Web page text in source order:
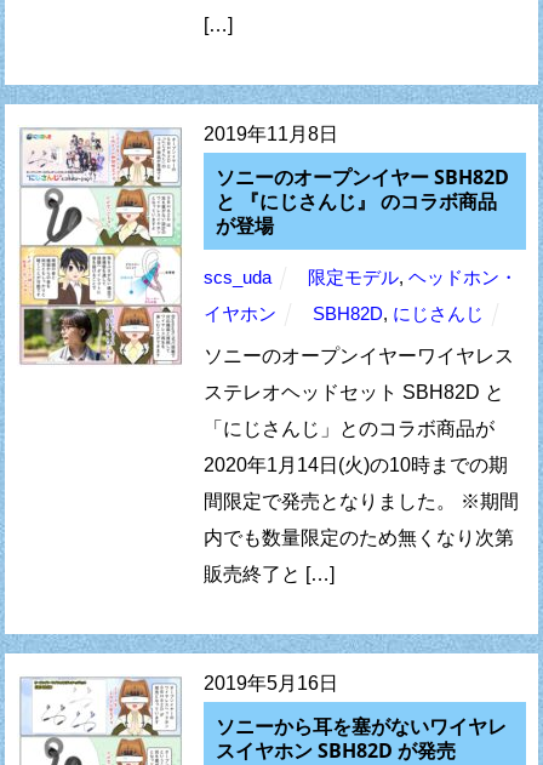
[…]
2019年11月8日
ソニーのオープンイヤー SBH82D
と 『にじさんじ』 のコラボ商品
が登場
scs_uda 限定モデル, ヘッドホン・
イヤホン
SBH82D, にじさんじ
ソニーのオープンイヤーワイヤレス
ステレオヘッドセット SBH82D と
「にじさんじ」とのコラボ商品が
2020年1月14日(火)の10時までの期
間限定で発売となりました。 ※期間
内でも数量限定のため無くなり次第
販売終了と […]
2019年5月16日
ソニーから耳を塞がないワイヤレ
スイヤホン SBH82D が発売